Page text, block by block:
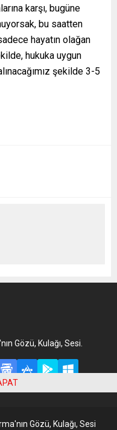
karşı, bugüne
bu saatten
hayatın olağan
hukuka uygun
şekilde 3-5
Gözü, Kulağı, Sesi.
Gözü, Kulağı, Sesi